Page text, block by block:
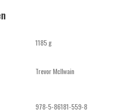
1185 g
Trevor McIlwain
978-5-86181-559-8